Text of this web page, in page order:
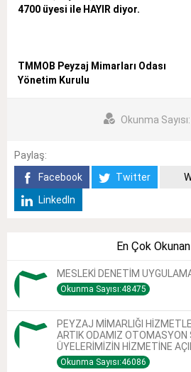
4700 üyesi ile HAYIR diyor.
TMMOB Peyzaj Mimarları Odası
Yönetim Kurulu
Okunma Sayısı:
Paylaş:
Facebook
Twitter
LinkedIn
En Çok
MESLEKİ DENETİM
Okunma Sayısı:48475
PEYZAJ MİMARLIĞI
ARTIK ODAMIZ OTOMASYON
ÜYELERİMİZİN HİZMETİNE
Okunma Sayısı:46086